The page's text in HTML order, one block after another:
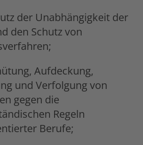
der Unabhängigkeit der
den Schutz von
Aufdeckung,
und Verfolgung von
gegen die
Regeln
Berufe;